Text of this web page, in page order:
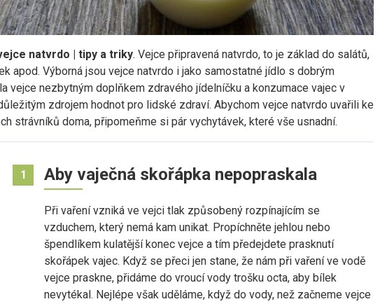
natvrdo | tipy a triky. Vejce připravená natvrdo, to je základ do salátů,
apod. Výborná jsou vejce natvrdo i jako samostatné jídlo s dobrým
vejce nezbytným doplňkem zdravého jídelníčku a konzumace vajec v
zdrojem hodnot pro lidské zdraví. Abychom vejce natvrdo uvařili ke
strávníků doma, připomeňme si pár vychytávek, které vše usnadní.
1 Aby vaječná skořápka nepopraskala
Při vaření vzniká ve vejci tlak způsobený rozpínajícím se
vzduchem, který nemá kam unikat. Propíchněte jehlou nebo
špendlíkem kulatější konec vejce a tím předejdete prasknutí
skořápek vajec. Když se přeci jen stane, že nám při vaření ve vodě
vejce praskne, přidáme do vroucí vody trošku octa, aby bílek
nevytékal. Nejlépe však uděláme, když do vody, než začneme vejce